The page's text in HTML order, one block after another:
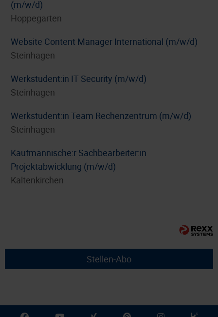
(m/w/d)
Hoppegarten
Website Content Manager International (m/w/d)
Steinhagen
Werkstudent:in IT Security (m/w/d)
Steinhagen
Werkstudent:in Team Rechenzentrum (m/w/d)
Steinhagen
⁠Kaufmännische:r Sachbearbeiter:in
Projektabwicklung (m/w/d)
Kaltenkirchen
Stellen-Abo